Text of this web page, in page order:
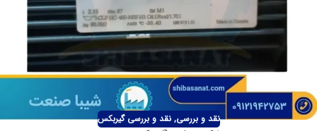
نقد و بررسی,نقد و بررسی گیربکس